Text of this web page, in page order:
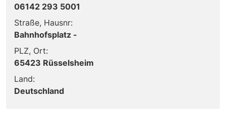
06142 293 5001
Straße, Hausnr:
Bahnhofsplatz -
PLZ, Ort:
65423 Rüsselsheim
Land:
Deutschland